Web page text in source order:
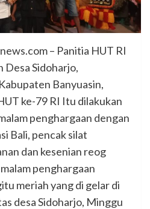
– Panitia HUT RI
Desa Sidoharjo,
Banyuasin,
ke-79 RI Itu dilakukan
penghargaan dengan
Bali, pencak silat
dan kesenian reog
penghargaan
meriah yang di gelar di
desa Sidoharjo, Minggu